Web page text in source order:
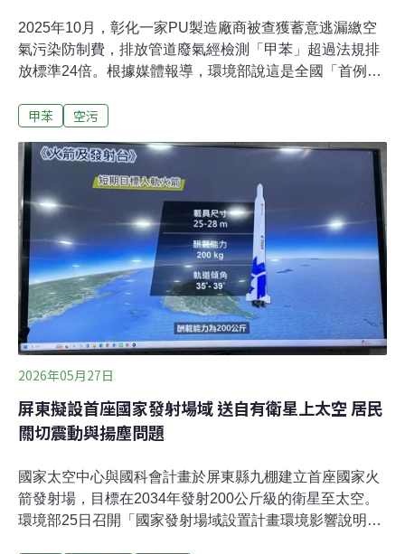
2025年10月，彰化一家PU製造廠商被查獲蓄意逃漏繳空
氣污染防制費，排放管道廢氣經檢測「甲苯」超過法規排
放標準24倍。根據媒體報導，環境部說這是全國「首例」
案件，涉犯《空氣污染防制法》。2019年，南投一家公司
以暗管偷排未經處理包括甲苯的廢氣，以減少空污防制耗
材的使用。其中偷排行為遭地方檢察署檢察官依《刑法》
第190條之1第2項「因事業活動排放有害健康之物污染空
氣罪」起訴 ，不過最後法院判決無罪。甲苯是常用於油漆
塗料、黏著劑、乾洗業之乾洗劑等之化學品，在空污法中
被認定為有害空氣污染物種。依勞動部職安署發布的〈職
業性甲苯中毒認定指引〉指出：「甲苯的主要健康危害是
其麻醉性和神經毒性，暴露於甲苯可引起局部刺激症狀、
中樞神經毒性、肝和腎毒性、聽力、視力毒性、生殖毒性
和心臟毒性」。
甲苯 空污
2026年05月27日
屏東擬設首座國家發射場域 送自有衛星上太空 居民
關切震動與揚塵問題
國家太空中心與國科會計畫於屏東縣九棚建立首座國家火
箭發射場，目標在2034年發射200公斤級的衛星至太空。
環境部25日召開「國家發射場域設置計畫環境影響說明